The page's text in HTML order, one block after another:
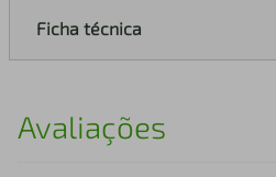
Ficha técnica
Avaliações